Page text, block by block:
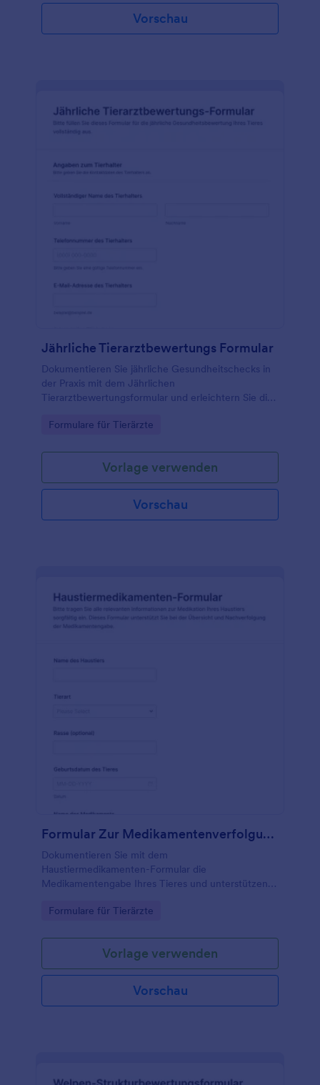
Vorschau
Jährliche Tierarztbewertungs Formular
Dokumentieren Sie jährliche Gesundheitschecks in
der Praxis mit dem Jährlichen
Tierarztbewertungsformular und erleichtern Sie die
eine anpassbare Formularvorlage in Jotform.
Go to Category:
Formulare für Tierärzte
Vorlage verwenden
Vorschau
Formular Zur Medikamentenverfolgung Für Haustiere
Dokumentieren Sie mit dem
Haustiermedikamenten-Formular die
Medikamentengabe Ihres Tieres und unterstützen
verlässlicher Datenerfassung und Auswertung der
Go to Category:
Formulare für Tierärzte
Vorlage verwenden
Vorschau